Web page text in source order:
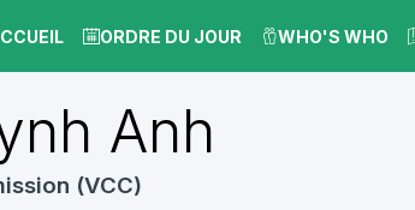
ORDRE DU JOUR WHO'S WHO
Anh
(VCC)